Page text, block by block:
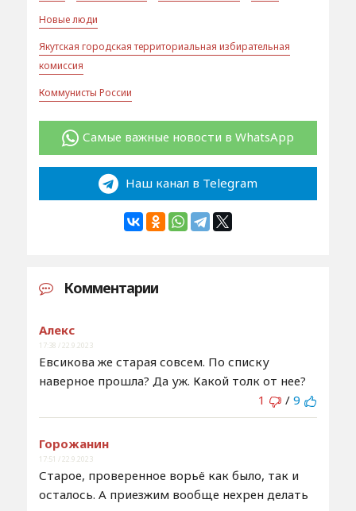
Новые люди
Якутская городская территориальная избирательная
комиссия
Коммунисты России
Самые важные новости в WhatsApp
Наш канал в Telegram
Комментарии
Алекс
17:38 / 22.9.2023
Евсикова же старая совсем. По списку
наверное прошла? Да уж. Какой толк от нее?
1
/ 9
Горожанин
17:51 / 22.9.2023
Старое, проверенное ворьё как было, так и
осталось. А приезжим вообще нехрен делать